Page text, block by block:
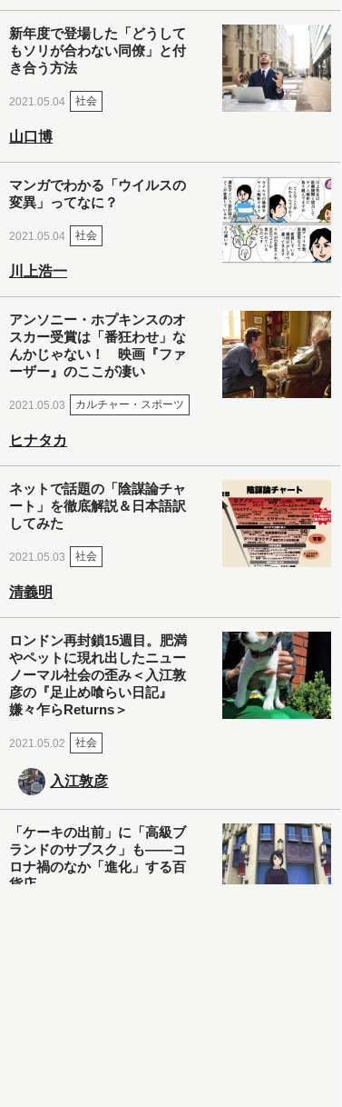
新年度で登場した「どうして
もソリが合わない同僚」と付
き合う方法
2021.05.04 社会
山口博
マンガでわかる「ウイルスの
変異」ってなに？
2021.05.04 社会
川上浩一
アンソニー・ホプキンスのオ
スカー受賞は「番狂わせ」な
んかじゃない！ 映画『ファ
ーザー』のここが凄い
2021.05.03 カルチャー・スポーツ
ヒナタカ
ネットで話題の「陰謀論チャ
ート」を徹底解説＆日本語訳
してみた
2021.05.03 社会
清義明
ロンドン再封鎖15週目。肥満
やペットに現れ出したニュー
ノーマル社会の歪み＜入江敦
彦の『足止め喰らい日記』
嫌々乍らReturns＞
2021.05.02 社会
入江敦彦
「ケーキの出前」に「高級ブ
ランドのサブスク」も――コ
ロナ禍のなか「進化」する百
貨店